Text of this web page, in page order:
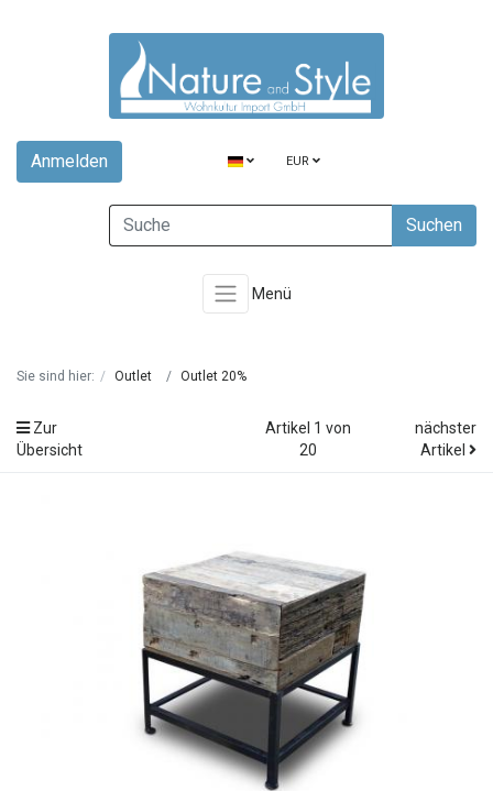
Anmelden EUR
Suchen
Menü
Sie sind hier: Outlet Outlet 20%
Zur
Übersicht
Artikel 1 von
20
nächster
Artikel